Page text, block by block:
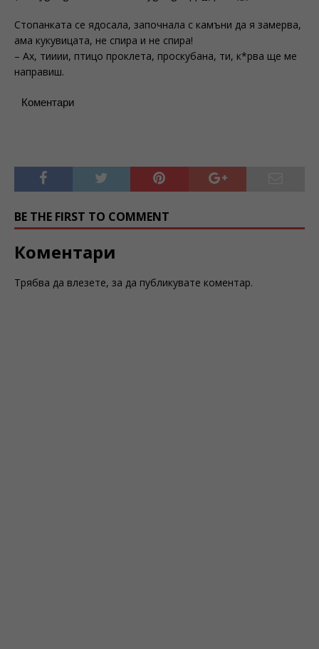
Стопанката се ядосала, започнала с камъни да я замерва,
ама кукувицата, не спира и не спира!
– Ах, тииии, птицо проклета, проскубана, ти, к*рва ще ме
направиш.
Коментари
BE THE FIRST TO COMMENT
Коментари
Трябва да влезете, за да публикувате коментар.